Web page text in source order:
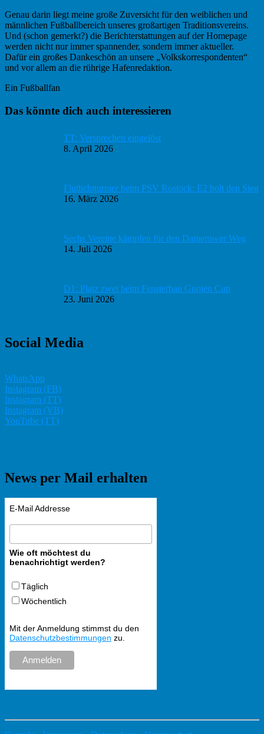
Genau darin liegt meine große Zuversicht für den weiblichen und
männlichen Fußballbereich unseres großartigen Traditionsvereins.
Und (schon gemerkt?) die Berichterstattungen auf der Homepage
werden nicht nur immer spannender, sondern immer aktueller.
Dafür ein großes Dankeschön an unsere „Volkskorrespondenten“
und vor allem an die rührige Hafenredaktion.
Ein Fußballfan
Haupt-
Das könnte dich auch interessieren
TT: Versprechen eingelöst
8. April 2026
Flutlichtturnier beim PSV Rostock: E2 holt den Sieg
16. März 2026
Sechs Vereine kämpfen für den Damerower Weg
14. Juli 2026
D1: Platz zwei beim Fensterbau Gnoien Cup
23. Juni 2026
Social Media
WhatsApp
Instagram (FB)
Instagram (TT)
Instagram (VB)
YouTube (TT)
News per Mail erhalten
E-Mail Addresse
Wie oft möchtest du
benachrichtigt werden?
Täglich
Wöchentlich
Mit der Anmeldung stimmst du den
Datenschutzbestimmungen zu.